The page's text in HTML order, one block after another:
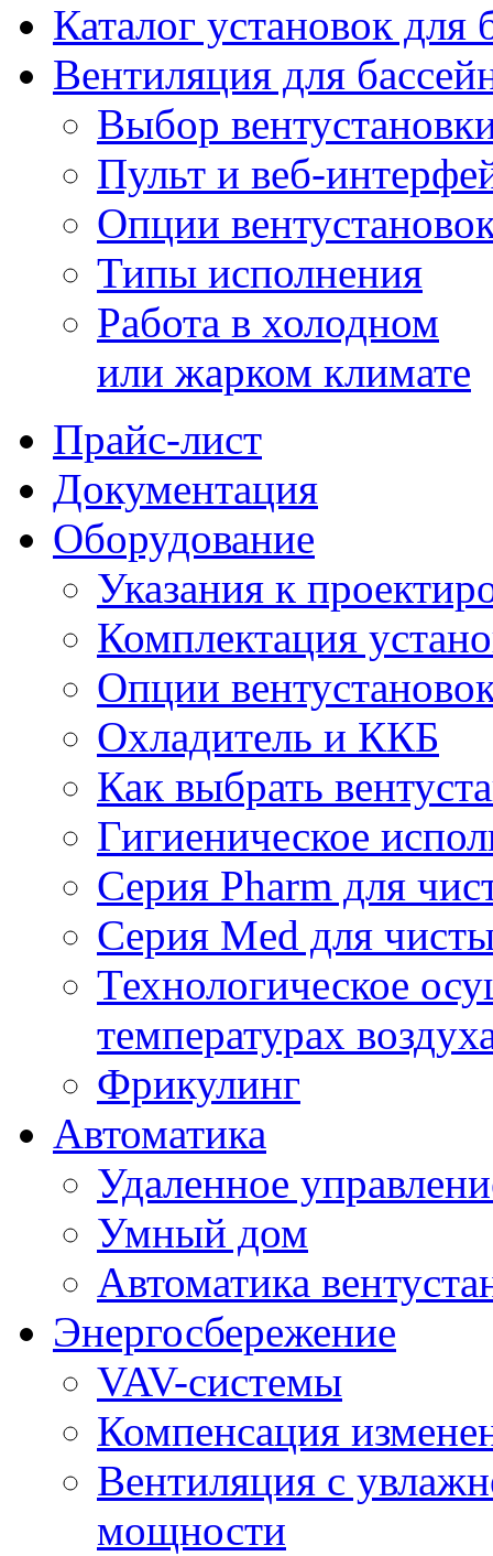
Каталог установок для
Вентиляция для
Выбор
Пульт и веб-
Опции
Типы исполнения
Работа в холодном
или жарком климате
Прайс-лист
Документация
Оборудование
Указания к
Комплектация
Опции
Охладитель и ККБ
Как выбрать
Гигиеническое
Серия Pharm для
Серия Med для
Технологическое
температурах
Фрикулинг
Автоматика
Удаленное
Умный дом
Автоматика
Энергосбережение
VAV-системы
Компенсация
Вентиляция с
мощности